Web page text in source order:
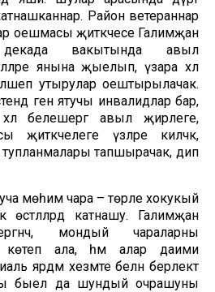
Район ветераннар
оешмасы җитәкчесе Галимҗан
декада вакытында авыл
янына җыелып, үзара хәл
утырулар оештырылачак.
генә ятучы инвалидлар бар,
белешергә авыл җирлеге,
үзләре киләчәк,
тапшырачак, дип
мөһим чара – төрле хокукый
өстәлләрдә катнашу. Галимҗан
мондый чараларны
көтеп ала, һәм алар даими
ярдәм хезмәте белән берлектә
быел да шундый очрашуны